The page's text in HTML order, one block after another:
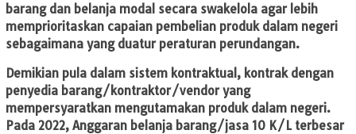
barang dan belanja modal secara swakelola agar lebih
memprioritaskan capaian pembelian produk dalam negeri
sebagaimana yang duatur peraturan perundangan.
Demikian pula dalam sistem kontraktual, kontrak dengan
penyedia barang/kontraktor/vendor yang
mempersyaratkan mengutamakan produk dalam negeri.
Pada 2022, Anggaran belanja barang/jasa 10 K/L terbesar